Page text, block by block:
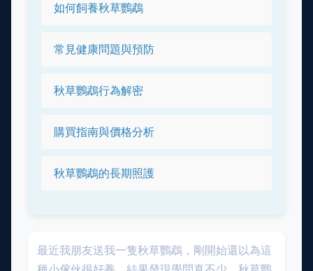
如何飼養秋草鸚鵡
常見健康問題與預防
秋草鸚鵡行為解密
購買指南與價格分析
秋草鸚鵡的長期照護
最近我朋友送我一隻秋草鸚鵡，剛開始還以為這